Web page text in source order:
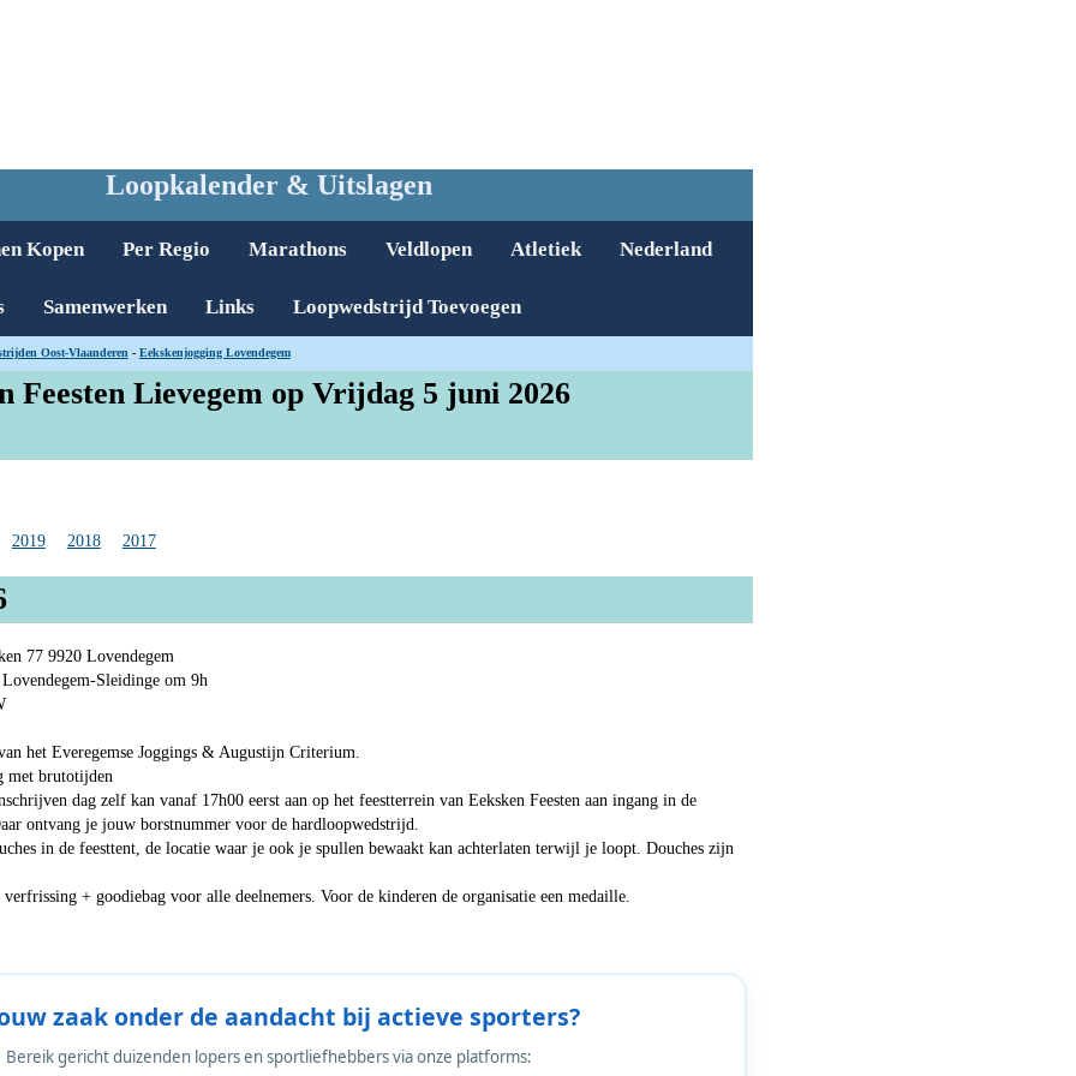
Loopkalender & Uitslagen
Kopen Per Regio Marathons Veldlopen Atletiek Nederland
Samenwerken Links Loopwedstrijd Toevoegen
Oost-Vlaanderen - Eekskenjogging Lovendegem
Feesten Lievegem op Vrijdag 5 juni 2026
2019 2018 2017
77 9920 Lovendegem
Sleidinge om 9h
het Everegemse Joggings & Augustijn Criterium.
met brutotijden
dag zelf kan vanaf 17h00 eerst aan op het feestterrein van Eeksken Feesten aan ingang in de
ontvang je jouw borstnummer voor de hardloopwedstrijd.
in de feesttent, de locatie waar je ook je spullen bewaakt kan achterlaten terwijl je loopt. Douches zijn
+ goodiebag voor alle deelnemers. Voor de kinderen de organisatie een medaille.
zaak onder de aandacht bij actieve sporters?
Bereik gericht duizenden lopers en sportliefhebbers via onze platforms: